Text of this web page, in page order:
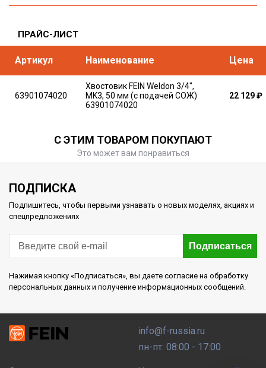
ПРАЙС-ЛИСТ
Артикул Наименование Цена
63901074020
Хвостовик FEIN Weldon 3/4",
MK3, 50 мм (с подачей СОЖ)
63901074020
22 129₽
С ЭТИМ ТОВАРОМ ПОКУПАЮТ
Это может вам понравиться
ПОДПИСКА
Подпишитесь, чтобы первыми узнавать о новых моделях, акциях и
спецпредложениях
Подписаться
Нажимая кнопку «Подписаться», вы даете согласие на обработку
персональных данных и получение информационных сообщений.
info@f-russia.ru
пн-пт: 08:00 - 17:00